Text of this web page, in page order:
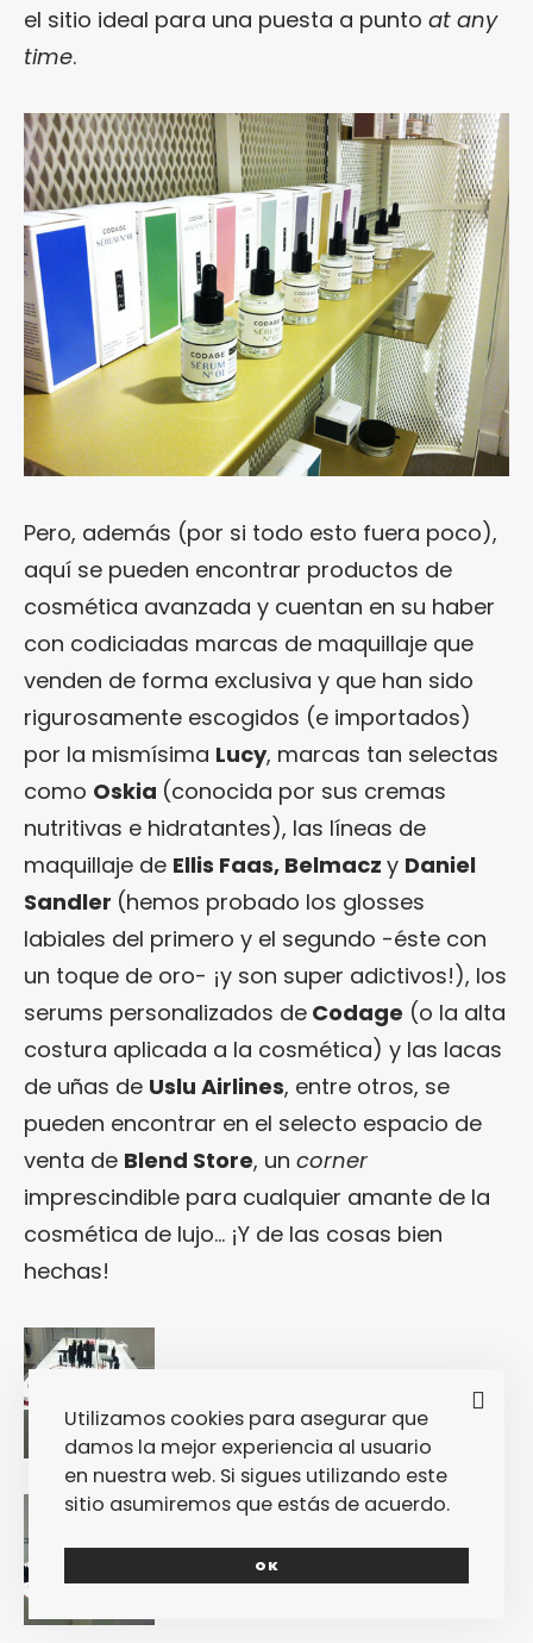
el sitio ideal para una puesta a punto at any
time.
Pero, además (por si todo esto fuera poco),
aquí se pueden encontrar productos de
cosmética avanzada y cuentan en su haber
con codiciadas marcas de maquillaje que
venden de forma exclusiva y que han sido
rigurosamente escogidos (e importados)
por la mismísima Lucy, marcas tan selectas
como Oskia (conocida por sus cremas
nutritivas e hidratantes), las líneas de
maquillaje de Ellis Faas, Belmacz y Daniel
Sandler (hemos probado los glosses
labiales del primero y el segundo -éste con
un toque de oro- ¡y son super adictivos!), los
serums personalizados de Codage (o la alta
costura aplicada a la cosmética) y las lacas
de uñas de Uslu Airlines, entre otros, se
pueden encontrar en el selecto espacio de
venta de Blend Store, un corner
imprescindible para cualquier amante de la
cosmética de lujo… ¡Y de las cosas bien
hechas!
Utilizamos cookies para asegurar que
damos la mejor experiencia al usuario
en nuestra web. Si sigues utilizando este
sitio asumiremos que estás de acuerdo.
OK